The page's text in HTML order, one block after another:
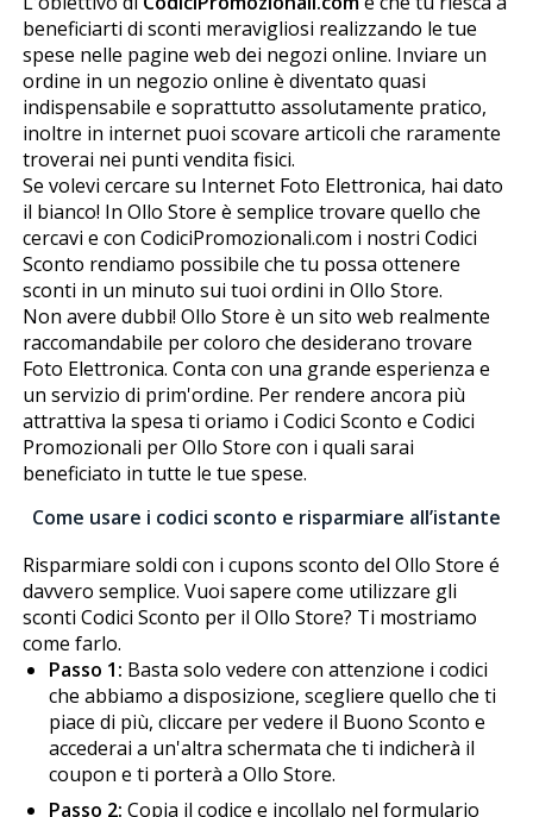
beneficiarti di sconti meravigliosi realizzando le tue
spese nelle pagine web dei negozi online. Inviare un
ordine in un negozio online è diventato quasi
indispensabile e soprattutto assolutamente pratico,
inoltre in internet puoi scovare articoli che raramente
troverai nei punti vendita fisici.
Se volevi cercare su Internet Foto Elettronica, hai dato
il bianco! In Ollo Store è semplice trovare quello che
cercavi e con CodiciPromozionali.com i nostri Codici
Sconto rendiamo possibile che tu possa ottenere
sconti in un minuto sui tuoi ordini in Ollo Store.
Non avere dubbi! Ollo Store è un sito web realmente
raccomandabile per coloro che desiderano trovare
Foto Elettronica. Conta con una grande esperienza e
un servizio di prim'ordine. Per rendere ancora più
attrattiva la spesa ti offriamo i Codici Sconto e Codici
Promozionali per Ollo Store con i quali sarai
beneficiato in tutte le tue spese.
Come usare i codici sconto e risparmiare all’istante
Risparmiare soldi con i cupons sconto del Ollo Store é
davvero semplice. Vuoi sapere come utilizzare gli
sconti Codici Sconto per il Ollo Store? Ti mostriamo
come farlo.
Passo 1: Basta solo vedere con attenzione i codici
che abbiamo a disposizione, scegliere quello che ti
piace di più, cliccare per vedere il Buono Sconto e
accederai a un'altra schermata che ti indicherà il
coupon e ti porterà a Ollo Store.
Passo 2: Copia il codice e incollalo nel formulario